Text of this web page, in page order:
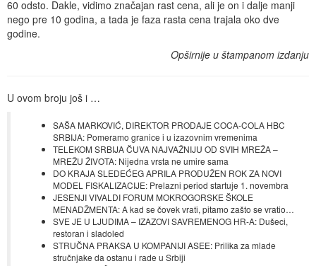
60 odsto. Dakle, vidimo značajan rast cena, ali je on i dalje manji
nego pre 10 godina, a tada je faza rasta cena trajala oko dve
godine.
Opširnije u štampanom izdanju
U ovom broju još i …
SAŠA MARKOVIĆ, DIREKTOR PRODAJE COCA-COLA HBC
SRBIJA: Pomeramo granice i u izazovnim vremenima
TELEKOM SRBIJA ČUVA NAJVAŽNIJU OD SVIH MREŽA –
MREŽU ŽIVOTA: Nijedna vrsta ne umire sama
DO KRAJA SLEDEĆEG APRILA PRODUŽEN ROK ZA NOVI
MODEL FISKALIZACIJE: Prelazni period startuje 1. novembra
JESENJI VIVALDI FORUM MOKROGORSKE ŠKOLE
MENADŽMENTA: A kad se čovek vrati, pitamo zašto se vratio…
SVE JE U LJUDIMA – IZAZOVI SAVREMENOG HR-A: Dušeci,
restoran i sladoled
STRUČNA PRAKSA U KOMPANIJI ASEE: Prilika za mlade
stručnjake da ostanu i rade u Srbiji